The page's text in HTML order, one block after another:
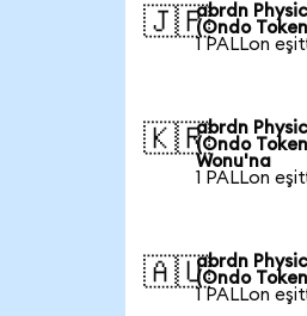
🇯🇵abrdn
(Ondo
1 PALLon
🇰🇷abrdn
(Ondo
Wonu'na
1 PALLon
🇦🇺abrdn
(Ondo
1 PALLon